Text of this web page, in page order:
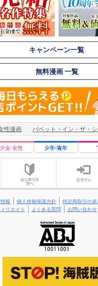
キャンペーン一覧
無料漫画 一覧
性漫画 パペット・イン・ザ・シ
報 個人情報保護方針 特定商取引の表
リエイト
よくある質問 お問い合わせ